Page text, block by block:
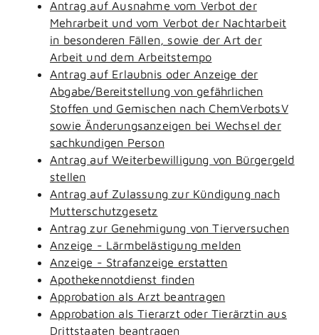
Antrag auf Ausnahme vom Verbot der
Mehrarbeit und vom Verbot der Nachtarbeit
in besonderen Fällen, sowie der Art der
Arbeit und dem Arbeitstempo
Antrag auf Erlaubnis oder Anzeige der
Abgabe/Bereitstellung von gefährlichen
Stoffen und Gemischen nach ChemVerbotsV
sowie Änderungsanzeigen bei Wechsel der
sachkundigen Person
Antrag auf Weiterbewilligung von Bürgergeld
stellen
Antrag auf Zulassung zur Kündigung nach
Mutterschutzgesetz
Antrag zur Genehmigung von Tierversuchen
Anzeige - Lärmbelästigung melden
Anzeige - Strafanzeige erstatten
Apothekennotdienst finden
Approbation als Arzt beantragen
Approbation als Tierarzt oder Tierärztin aus
Drittstaaten beantragen